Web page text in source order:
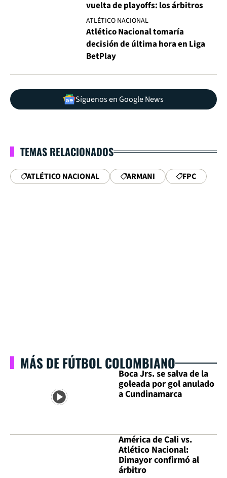
vuelta de playoffs: los árbitros
ATLÉTICO NACIONAL
Atlético Nacional tomaría
decisión de última hora en Liga
BetPlay
Síguenos en Google News
TEMAS RELACIONADOS
ATLÉTICO NACIONAL ARMANI FPC
MÁS DE FÚTBOL COLOMBIANO
Boca Jrs. se salva de la
goleada por gol anulado
a Cundinamarca
América de Cali vs.
Atlético Nacional:
Dimayor confirmó al
árbitro